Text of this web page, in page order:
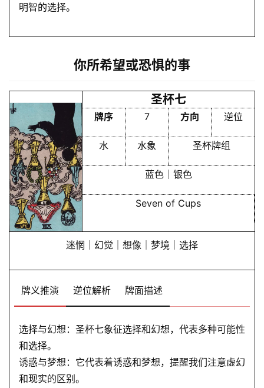
明智的选择。
你所希望或恐惧的事
圣杯七
牌序 7 方向 逆位
水 水象 圣杯牌组
蓝色｜银色
Seven of Cups
迷惘｜幻觉｜想像｜梦境｜选择
牌义推演 逆位解析 牌面描述
选择与幻想：圣杯七象征选择和幻想，代表多种可能性
和选择。
诱惑与梦想：它代表着诱惑和梦想，提醒我们注意虚幻
和现实的区别。